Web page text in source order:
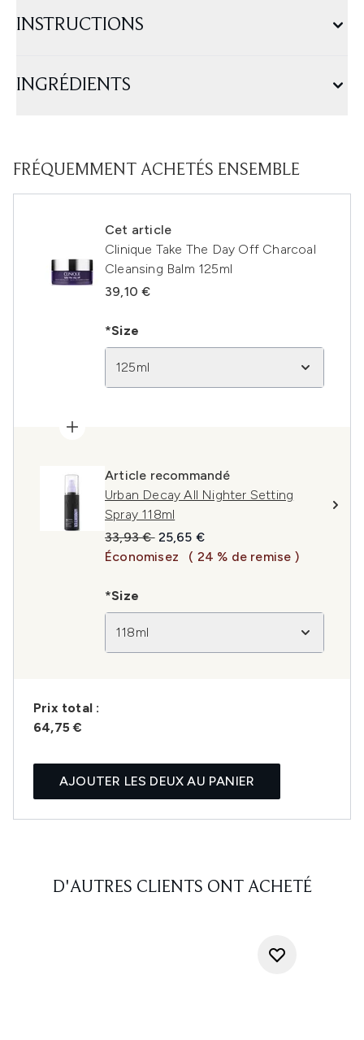
INSTRUCTIONS
INGRÉDIENTS
FRÉQUEMMENT ACHETÉS ENSEMBLE
Cet article
Clinique Take The Day Off Charcoal
Cleansing Balm 125ml
39,10 €
*Size
125ml
Article recommandé
Urban Decay All Nighter Setting
Spray 118ml
Prix de vente :
33,93 € Prix ​​actuel :
25,65 €
Économisez
( 24 % de remise )
*Size
118ml
Prix ​​total :
64,75 €
AJOUTER LES DEUX AU PANIER
D'AUTRES CLIENTS ONT ACHETÉ